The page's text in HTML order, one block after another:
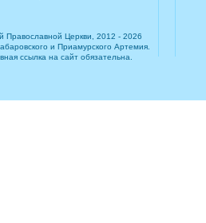
Православной Церкви, 2012 - 2026
и Приамурского Артемия.
ссылка на сайт обязательна.